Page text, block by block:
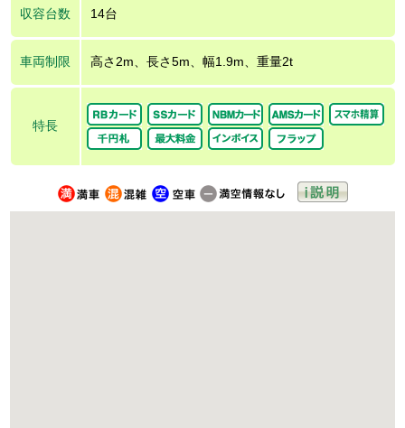
収容台数 14台
車両制限 高さ2m、長さ5m、幅1.9m、重量2t
特長